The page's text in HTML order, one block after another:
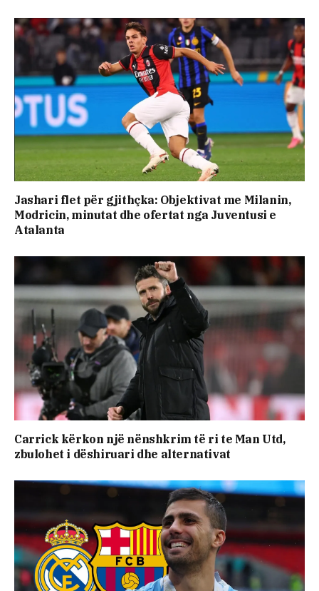
Jashari flet për gjithçka: Objektivat me Milanin,
Modricin, minutat dhe ofertat nga Juventusi e
Atalanta
Carrick kërkon një nënshkrim të ri te Man Utd,
zbulohet i dëshiruari dhe alternativat